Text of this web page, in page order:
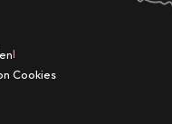
|
Cookies